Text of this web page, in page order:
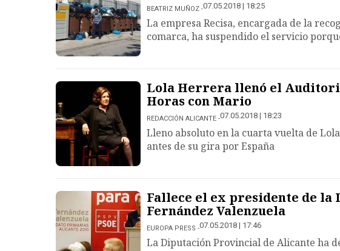
BEATRIZ MUÑOZ 07.05.2018 | 18:25
La empresa Recisa, encargada de la
comarca, ha suspendido el servicio
Lola Herrera llenó el
Horas con Mario
REDACCIÓN ALICANTE 07.05.2018 | 18:23
Lleno absoluto en la cuarta vuelta de
antes de su gira por España
Fallece el ex presidente de la
Fernández Valenzuela
EUROPA PRESS 07.05.2018 | 17:46
La Diputación Provincial de Alicante ha